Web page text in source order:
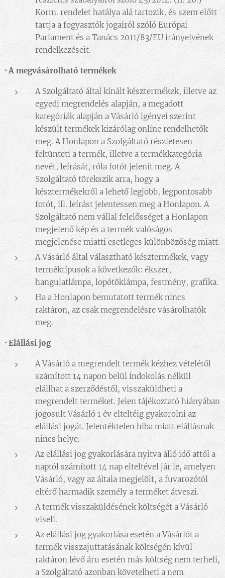
Korm. rendelet hatálya alá tartozik, és szem előtt
tartja a fogyasztók jogairól szóló Európai
Parlament és a Tanács 2011/83/EU irányelvének
rendelkezéseit.
·A megvásárolható termékek
A Szolgáltató által kínált késztermékek, illetve az
egyedi megrendelés alapján, a megadott
kategóriák alapján a Vásárló igényei szerint
készült termékek kizárólag online rendelhetők
meg. A Honlapon a Szolgáltató részletesen
feltünteti a termék, illetve a termékkategória
nevét, leírását, róla fotót jelenít meg. A
Szolgáltató törekszik arra, hogy a
késztermékekről a lehető legjobb, legpontosabb
fotót, ill. leírást jelentessen meg a Honlapon. A
Szolgáltató nem vállal felelősséget a Honlapon
megjelenő kép és a termék valóságos
megjelenése miatti esetleges különbözőség miatt.
A Vásárló által választható késztermékek, vagy
terméktípusok a következők: ékszer,
hangulatlámpa, lopótöklámpa, festmény, grafika.
Ha a Honlapon bemutatott termék nincs
raktáron, az csak megrendelésre vásárolhatók
meg.
· Elállási jog
A Vásárló a megrendelt termék kézhez vételétől
számított 14 napon belül indokolás nélkül
elállhat a szerződéstől, visszaküldheti a
megrendelt terméket. Jelen tájékoztató hiányában
jogosult Vásárló 1 év elteltéig gyakorolni az
elállási jogát. Jelentéktelen hiba miatt elállásnak
nincs helye.
Az elállási jog gyakorlására nyitva álló idő attól a
naptól számított 14 nap elteltével jár le, amelyen
Vásárló, vagy az általa megjelölt, a fuvarozótól
eltérő harmadik személy a terméket átveszi.
A termék visszaküldésének költségét a Vásárló
viseli.
Az elállási jog gyakorlása esetén a Vásárlót a
termék visszajuttatásának költségén kívül
raktáron lévő áru esetén más költség nem terheli,
a Szolgáltató azonban követelheti a nem